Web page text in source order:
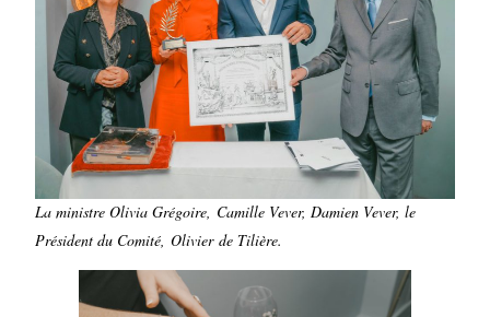
La ministre Olivia Grégoire, Camille Vever, Damien Vever, le
Président du Comité, Olivier de Tilière.